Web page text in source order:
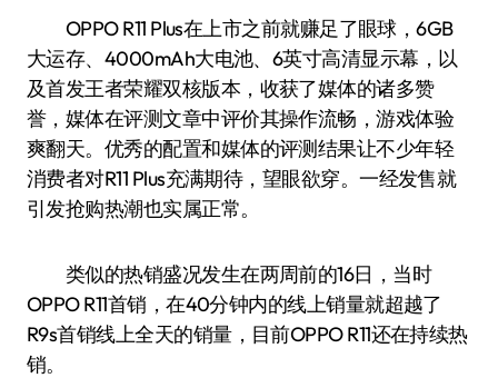
OPPO R11 Plus在上市之前就赚足了眼球，6GB
大运存、4000mAh大电池、6英寸高清显示幕，以
及首发王者荣耀双核版本，收获了媒体的诸多赞
誉，媒体在评测文章中评价其操作流畅，游戏体验
爽翻天。优秀的配置和媒体的评测结果让不少年轻
消费者对R11 Plus充满期待，望眼欲穿。一经发售就
引发抢购热潮也实属正常。
类似的热销盛况发生在两周前的16日，当时
OPPO R11首销，在40分钟内的线上销量就超越了
R9s首销线上全天的销量，目前OPPO R11还在持续热
销。